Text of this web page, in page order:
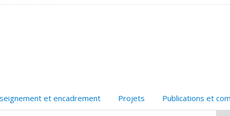
LinkedInAutre
et encadrement Projets Publications et